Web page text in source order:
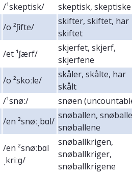
/¹skeptisk/
skeptisk, skeptiske
/o ²ʃifte/
skifter, skiftet, har
skiftet
/et ¹ʃærf/
skjerfet, skjerf,
skjerfene
/o ²skoːle/
skåler, skålte, har
skålt
/¹snøː/
snøen
/en ²snøːˌbɑl/
snøballen,
snøballene
/en ²snøːbɑl
ˌkriːɡ/
snøballkrigen,
snøballkriger,
snøballkrigene